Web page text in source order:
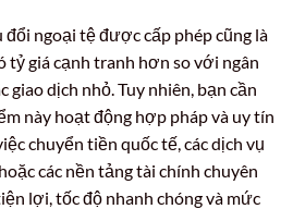
đổi ngoại tệ được cấp phép cũng là
tỷ giá cạnh tranh hơn so với ngân
giao dịch nhỏ. Tuy nhiên, bạn cần
này hoạt động hợp pháp và uy tín
chuyển tiền quốc tế, các dịch vụ
các nền tảng tài chính chuyên
lợi, tốc độ nhanh chóng và mức